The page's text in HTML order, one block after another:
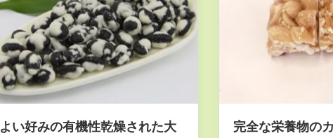
よい好みの有機性乾燥された大
完全な栄養物の